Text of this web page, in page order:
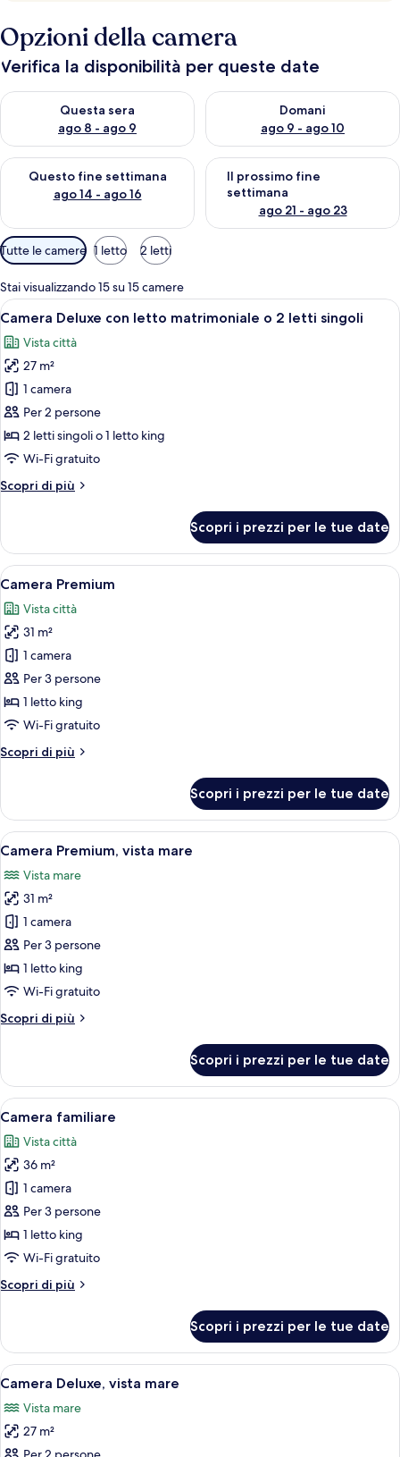
Opzioni della camera
Verifica la disponibilità per queste date
Questa sera
ago 8 - ago 9
Verifica la disponibilità per questa sera, ago 8 - ago 9
Domani
ago 9 - ago 10
Verifica la disponibilità per
Questo fine settimana
ago 14 - ago 16
Verifica la disponibilità per questo fine settimana, ago 14 -
Il prossimo fine
settimana
ago 21 - ago 23
Verifica la disponibilità per il
Filtri
disponibili
per
le
camere
Tutte le camere 1 letto 2 letti
Stai visualizzando 15 su 15 camere
Apri
tutte
le
foto
per
Camera
Deluxe
con
matrimoniale
letti
singoli
Camera d'albergo con un letto
5
Camera Deluxe con letto matrimoniale o 2 letti singoli
Vista città
27 m²
1 camera
Per 2 persone
2 letti singoli o 1 letto king
Wi-Fi gratuito
Scopri di più
Altri
Deluxe
con
letto
o
2
letti
singoli
Scopri i prezzi per le tue date
Apri
tutte
le
foto
per
Camera
Premium
Camera d'albergo moderna con un
6
Camera Premium
Vista città
31 m²
1 camera
Per 3 persone
1 letto king
Wi-Fi gratuito
Scopri di più
Altri
Premium
Scopri i prezzi per le tue date
Apri
tutte
le
foto
per
Camera
Premium,
vista
Una camera d'albergo con un letto
5
Camera Premium, vista mare
Vista mare
31 m²
1 camera
Per 3 persone
1 letto king
Wi-Fi gratuito
Scopri di più
Altri
Premium,
vista
mare
Scopri i prezzi per le tue date
Apri
tutte
le
foto
per
Camera
familiare
Camera d'albergo moderna con un
10
Camera familiare
Vista città
36 m²
1 camera
Per 3 persone
1 letto king
Wi-Fi gratuito
Scopri di più
Altri
familiare
Scopri i prezzi per le tue date
Apri
tutte
le
foto
Una camera d'hotel moderna con
5
Camera Deluxe, vista mare
Vista mare
27 m²